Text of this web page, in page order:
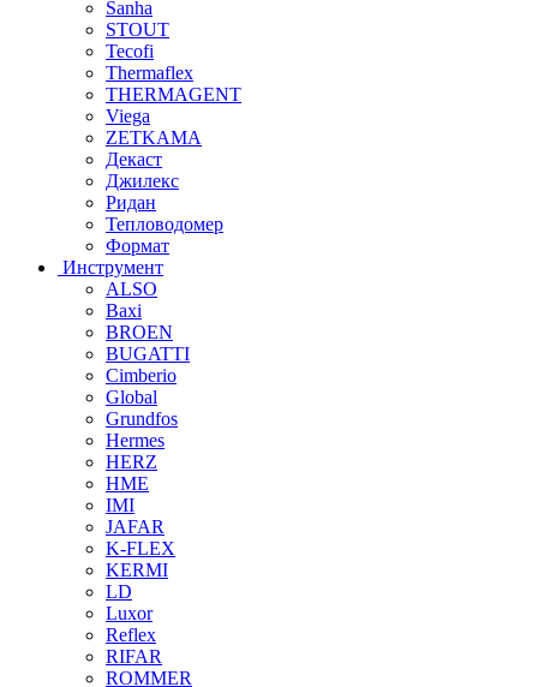
Sanha
STOUT
Tecofi
Thermaflex
THERMAGENT
Viega
ZETKAMA
Декаст
Джилекс
Ридан
Тепловодомер
Формат
Инструмент
ALSO
Baxi
BROEN
BUGATTI
Cimberio
Global
Grundfos
Hermes
HERZ
HME
IMI
JAFAR
K-FLEX
KERMI
LD
Luxor
Reflex
RIFAR
ROMMER